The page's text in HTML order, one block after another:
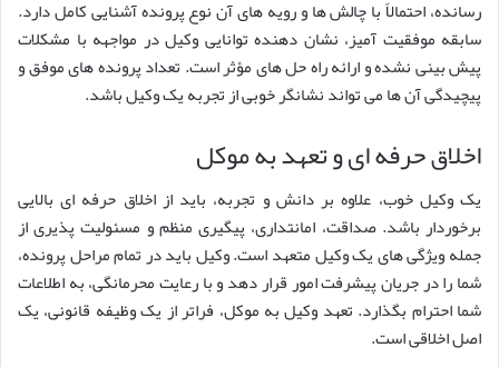
رسانده، احتمالاً با چالش ها و رویه های آن نوع پرونده آشنایی کامل دارد.
سابقه موفقیت آمیز، نشان دهنده توانایی وکیل در مواجهه با مشکلات
پیش بینی نشده و ارائه راه حل های مؤثر است. تعداد پرونده های موفق و
پیچیدگی آن ها می تواند نشانگر خوبی از تجربه یک وکیل باشد.
اخلاق حرفه ای و تعهد به موکل
یک وکیل خوب، علاوه بر دانش و تجربه، باید از اخلاق حرفه ای بالایی
برخوردار باشد. صداقت، امانتداری، پیگیری منظم و مسئولیت پذیری از
جمله ویژگی های یک وکیل متعهد است. وکیل باید در تمام مراحل پرونده،
شما را در جریان پیشرفت امور قرار دهد و با رعایت محرمانگی، به اطلاعات
شما احترام بگذارد. تعهد وکیل به موکل، فراتر از یک وظیفه قانونی، یک
اصل اخلاقی است.